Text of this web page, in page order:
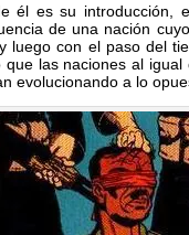
él es su introducción,
de una nación
luego con el paso del
las naciones al
evolucionando a lo